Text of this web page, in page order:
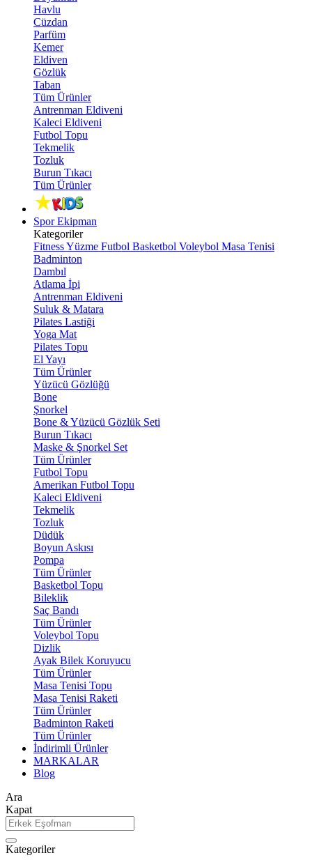
Havlu
Cüzdan
Parfüm
Kemer
Eldiven
Gözlük
Taban
Tüm Ürünler
Antrenman Eldiveni
Kaleci Eldiveni
Futbol Topu
Tekmelik
Tozluk
Burun Tıkacı
Tüm Ürünler
Spor Ekipman
Kategoriler
FitnessYüzme Futbol Basketbol Voleybol Masa Tenisi
Badminton
Dambıl
Atlama İpi
Antrenman Eldiveni
Suluk & Matara
Pilates Lastiği
Yoga Mat
Pilates Topu
El Yayı
Tüm Ürünler
Yüzücü Gözlüğü
Bone
Şnorkel
Bone & Yüzücü Gözlük Seti
Burun Tıkacı
Maske & Şnorkel Set
Tüm Ürünler
Futbol Topu
Amerikan Futbol Topu
Kaleci Eldiveni
Tekmelik
Tozluk
Düdük
Boyun Askısı
Pompa
Tüm Ürünler
Basketbol Topu
Bileklik
Saç Bandı
Tüm Ürünler
Voleybol Topu
Dizlik
Ayak Bilek Koruyucu
Tüm Ürünler
Masa Tenisi Topu
Masa Tenisi Raketi
Tüm Ürünler
Badminton Raketi
Tüm Ürünler
İndirimli Ürünler
MARKALAR
Blog
Ara
Kapat
Kategoriler